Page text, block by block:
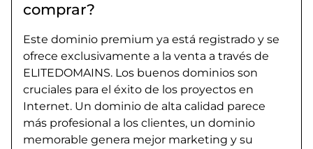
comprar?
Este dominio premium ya está registrado y se
ofrece exclusivamente a la venta a través de
ELITEDOMAINS. Los buenos dominios son
cruciales para el éxito de los proyectos en
Internet. Un dominio de alta calidad parece
más profesional a los clientes, un dominio
memorable genera mejor marketing y su